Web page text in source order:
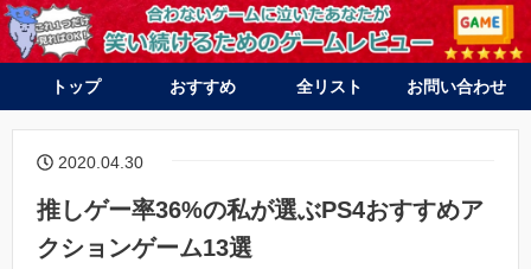
トップ おすすめ
PS4
Switch
全リスト
PS4
Switch
PS vita
3DS
お問い合わせ
2020.04.30
推しゲー率36%の私が選ぶPS4おすすめア
クションゲーム13選